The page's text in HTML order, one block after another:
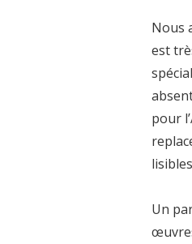
Nous
est
pour
Un